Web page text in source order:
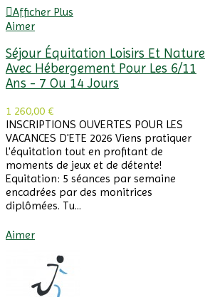
Afficher Plus
Aimer
Séjour Équitation Loisirs Et Nature
Avec Hébergement Pour Les 6/11
Ans - 7 Ou 14 Jours
1 260,00 €
INSCRIPTIONS OUVERTES POUR LES
VACANCES D'ETE 2026 Viens pratiquer
l'équitation tout en profitant de
moments de jeux et de détente!
Equitation: 5 séances par semaine
encadrées par des monitrices
diplômées. Tu...
Aimer